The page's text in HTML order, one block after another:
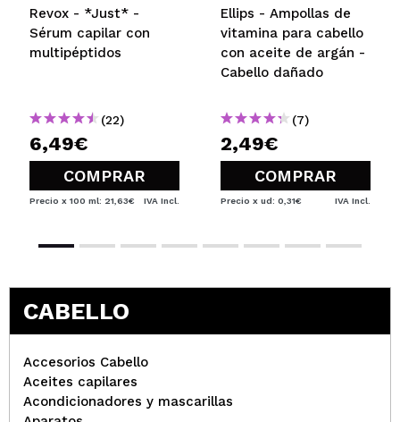
Revox - *Just* -
Sérum capilar con
multipéptidos
(22)
6,49€
COMPRAR
Precio x 100 ml: 21,63€ IVA Incl.
Ellips - Ampollas de
vitamina para cabello
con aceite de argán -
Cabello dañado
(7)
2,49€
COMPRAR
Precio x ud: 0,31€ IVA Incl.
CABELLO
Accesorios Cabello
Aceites capilares
Acondicionadores y mascarillas